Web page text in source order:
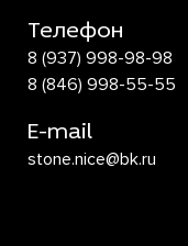
Телефон
8 (937) 998-98-98
8 (846) 998-55-55
E-mail
stone.nice@bk.ru